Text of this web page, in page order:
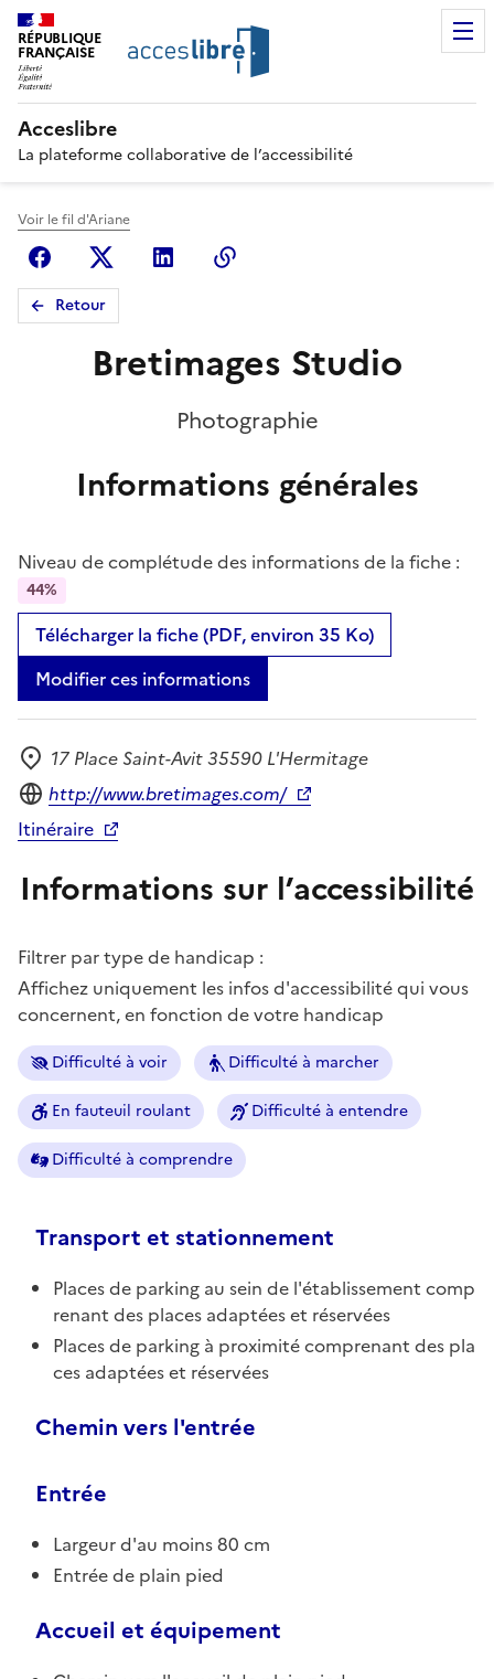
RÉPUBLIQUE
FRANÇAISE
Acceslibre
La plateforme collaborative de l’accessibilité
Voir le fil d'Ariane
FacebookX (anciennement Twitter)
Linkedin
Retour
Bretimages Studio
Photographie
Informations générales
Niveau de complétude des informations de la fiche :
44%
Télécharger la fiche (PDF, environ 35 Ko)
Modifier ces informations
Adresse
17 Place Saint-Avit 35590 L'Hermitage
Site internet
http://www.bretimages.com/
Itinéraire
Informations sur l’accessibilité
Filtrer par type de handicap :
Affichez uniquement les infos d'accessibilité qui vous
concernent, en fonction de votre handicap
Difficulté à voir Difficulté à marcher
En fauteuil roulant Difficulté à entendre
Difficulté à comprendre
Transport et stationnement
Places de parking au sein de l'établissement comp
renant des places adaptées et réservées
Places de parking à proximité comprenant des pla
ces adaptées et réservées
Chemin vers l'entrée
Entrée
Largeur d'au moins 80 cm
Entrée de plain pied
Accueil et équipement